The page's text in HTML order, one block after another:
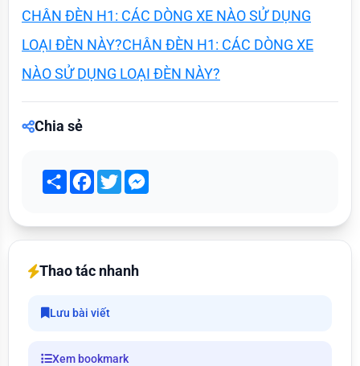
CHÂN ĐÈN H1: CÁC DÒNG XE NÀO SỬ DỤNG
LOẠI ĐÈN NÀY?CHÂN ĐÈN H1: CÁC DÒNG XE
NÀO SỬ DỤNG LOẠI ĐÈN NÀY?
Chia sẻ
Share Facebook
Twitter
Thao tác nhanh
Lưu bài viết
Xem bookmark